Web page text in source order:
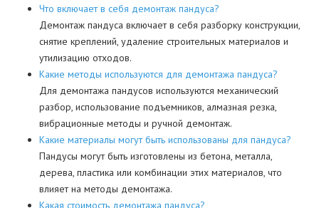
Что включает в себя демонтаж пандуса?
Демонтаж пандуса включает в себя разборку конструкции,
снятие креплений, удаление строительных материалов и
утилизацию отходов.
Какие методы используются для демонтажа пандуса?
Для демонтажа пандусов используются механический
разбор, использование подъемников, алмазная резка,
вибрационные методы и ручной демонтаж.
Какие материалы могут быть использованы для пандуса?
Пандусы могут быть изготовлены из бетона, металла,
дерева, пластика или комбинации этих материалов, что
влияет на методы демонтажа.
Какая стоимость демонтажа пандуса?